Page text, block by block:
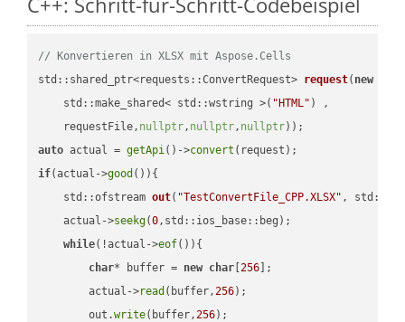
// Konvertieren in XLSX mit Aspose.Cells
std::shared_ptr<requests::ConvertRequest> request( new
    std::make_shared< std::wstring >(
"HTML" ) ,
    requestFile,
nullptr, nullptr, nullptr))
auto actual = getApi()->convert
if(actual->good ()){
std::ofstream out( "TestConvertFile_CPP.XLSX" ,
    actual->
seekg(0,std::ios_base::beg);
while(!actual->eof()){
char* buffer = new char [256 ];
        actual->
read (buffer,256);
        out.
write(buffer,256);